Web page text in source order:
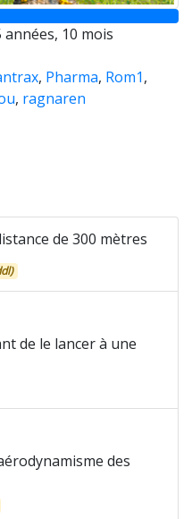
années, 10 mois
, Pharma, Rom1,
, ragnaren
de 300 mètres
de le lancer à une
des